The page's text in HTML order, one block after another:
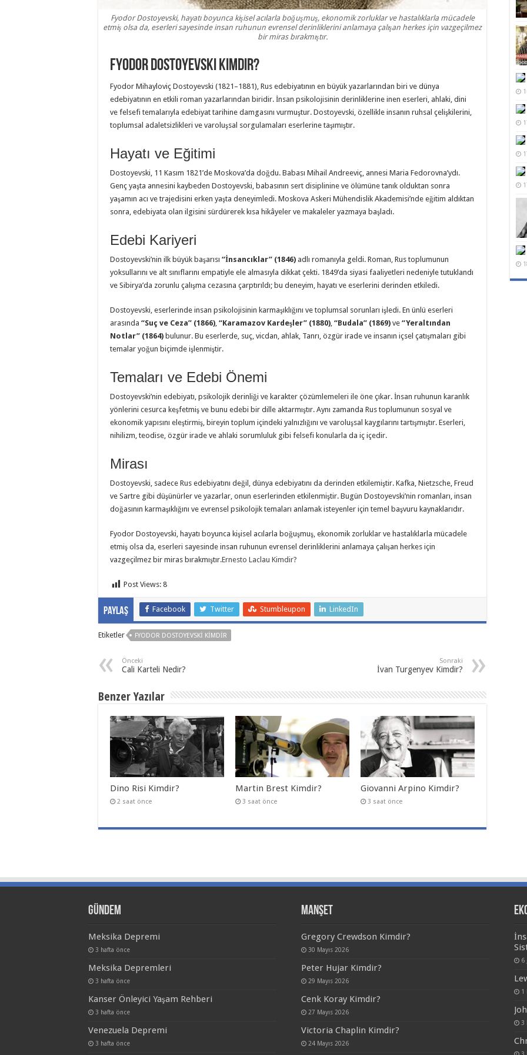
Fyodor Dostoyevski, hayatı boyunca kişisel acılarla boğuşmuş, ekonomik zorluklar ve hastalıklarla mücadele
etmiş olsa da, eserleri sayesinde insan ruhunun evrensel derinliklerini anlamaya çalışan herkes için vazgeçilmez
bir miras bırakmıştır.
Fyodor Dostoyevski Kimdir?
Fyodor Mihayloviç Dostoyevski (1821–1881), Rus edebiyatının en büyük yazarlarından biri ve dünya
edebiyatının en etkili roman yazarlarından biridir. İnsan psikolojisinin derinliklerine inen eserleri, ahlaki, dini
ve felsefi temalarıyla edebiyat tarihine damgasını vurmuştur. Dostoyevski, özellikle insanın ruhsal çelişkilerini,
toplumsal adaletsizlikleri ve varoluşsal sorgulamaları eserlerine taşımıştır.
Hayatı ve Eğitimi
Dostoyevski, 11 Kasım 1821’de Moskova’da doğdu. Babası Mihail Andreeviç, annesi Maria Fedorovna’ydı.
Genç yaşta annesini kaybeden Dostoyevski, babasının sert disiplinine ve ölümüne tanık olduktan sonra
yaşamın acı ve trajedisini erken yaşta deneyimledi. Moskova Askeri Mühendislik Akademisi’nde eğitim aldıktan
sonra, edebiyata olan ilgisini sürdürerek kısa hikâyeler ve makaleler yazmaya başladı.
Edebi Kariyeri
Dostoyevski’nin ilk büyük başarısı “İnsancıklar” (1846) adlı romanıyla geldi. Roman, Rus toplumunun
yoksullarını ve alt sınıflarını empatiyle ele almasıyla dikkat çekti. 1849’da siyasi faaliyetleri nedeniyle tutuklandı
ve Sibirya’da zorunlu çalışma cezasına çarptırıldı; bu deneyim, hayatı ve eserlerini derinden etkiledi.
Dostoyevski, eserlerinde insan psikolojisinin karmaşıklığını ve toplumsal sorunları işledi. En ünlü eserleri
arasında “Suç ve Ceza” (1866), “Karamazov Kardeşler” (1880), “Budala” (1869) ve “Yeraltından
Notlar” (1864) bulunur. Bu eserlerde, suç, vicdan, ahlak, Tanrı, özgür irade ve insanın içsel çatışmaları gibi
temalar yoğun biçimde işlenmiştir.
Temaları ve Edebi Önemi
Dostoyevski’nin edebiyatı, psikolojik derinliği ve karakter çözümlemeleri ile öne çıkar. İnsan ruhunun karanlık
yönlerini cesurca keşfetmiş ve bunu edebi bir dille aktarmıştır. Aynı zamanda Rus toplumunun sosyal ve
ekonomik yapısını eleştirmiş, bireyin toplum içindeki yalnızlığını ve varoluşsal kaygılarını tartışmıştır. Eserleri,
nihilizm, teodise, özgür irade ve ahlaki sorumluluk gibi felsefi konularla da iç içedir.
Mirası
Dostoyevski, sadece Rus edebiyatını değil, dünya edebiyatını da derinden etkilemiştir. Kafka, Nietzsche, Freud
ve Sartre gibi düşünürler ve yazarlar, onun eserlerinden etkilenmiştir. Bugün Dostoyevski’nin romanları, insan
doğasının karmaşıklığını ve evrensel psikolojik temaları anlamak isteyenler için temel başvuru kaynaklarıdır.
Fyodor Dostoyevski, hayatı boyunca kişisel acılarla boğuşmuş, ekonomik zorluklar ve hastalıklarla mücadele
etmiş olsa da, eserleri sayesinde insan ruhunun evrensel derinliklerini anlamaya çalışan herkes için
vazgeçilmez bir miras bırakmıştır.Ernesto Laclau Kimdir?
Post Views: 8
Paylaş Facebook Twitter Stumbleupon LinkedIn
Etiketler FYODOR DOSTOYEVSKI KIMDIR
Önceki
Cali Karteli Nedir?
Sonraki
İvan Turgenyev Kimdir?
Benzer Yazılar
Dino Risi Kimdir?
2 saat önce
Martin Brest Kimdir?
3 saat önce
Giovanni Arpino Kimdir?
3 saat önce
Gündem
Meksika Depremi
3 hafta önce
Meksika Depremleri
3 hafta önce
Kanser Önleyici Yaşam Rehberi
3 hafta önce
Venezuela Depremi
3 hafta önce
Manşet
Gregory Crewdson Kimdir?
30 Mayıs 2026
Peter Hujar Kimdir?
29 Mayıs 2026
Cenk Koray Kimdir?
27 Mayıs 2026
Victoria Chaplin Kimdir?
24 Mayıs 2026
6
1
3